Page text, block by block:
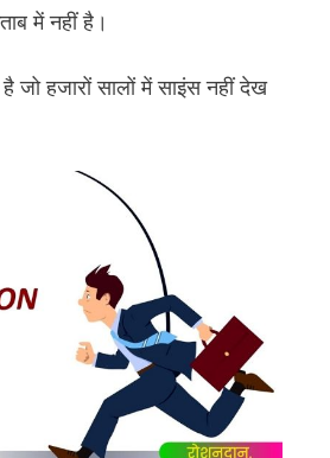
में नहीं है।
जो हजारों सालों में साइंस नहीं देख